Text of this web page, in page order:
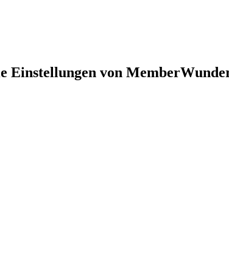
Einstellungen von